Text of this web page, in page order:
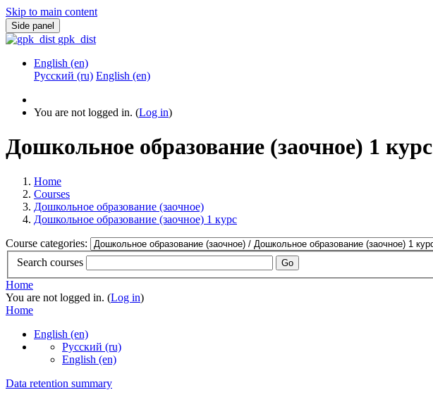
Skip to main content
Side panel
gpk_dist
English ‎(en)‎
Русский ‎(ru)‎ English ‎(en)‎
You are not logged in. (Log in)
Дошкольное образование (заочное) 1 курс
Home
Courses
Дошкольное образование (заочное)
Дошкольное образование (заочное) 1 курс
Course categories:
Search courses
Go
Home
You are not logged in. (Log in)
Home
English ‎(en)‎
Русский ‎(ru)‎
English ‎(en)‎
Data retention summary